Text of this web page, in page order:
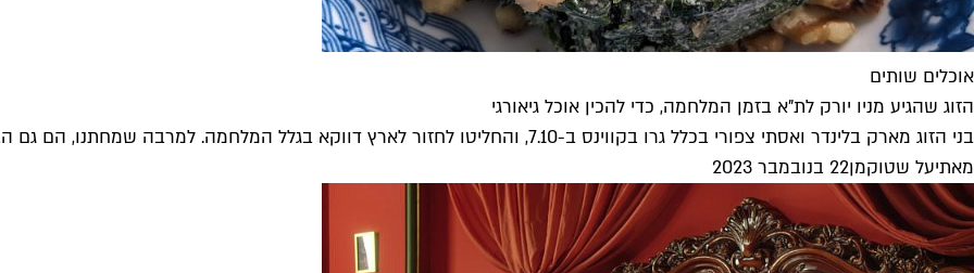
אוכלים שותים
הזוג שהגיע מניו יורק לת"א בזמן המלחמה, כדי להכין אוכל גיאורגי
בני הזוג מארק בלינדר ואסתי צפורי בכלל גרו בקווינס ב-7.10, והחליטו לחזור לארץ דווקא בגלל המלחמה. למרבה שמחתנו, הם גם הביאו...
מאתיעל שטוקמן22 בנובמבר 2023